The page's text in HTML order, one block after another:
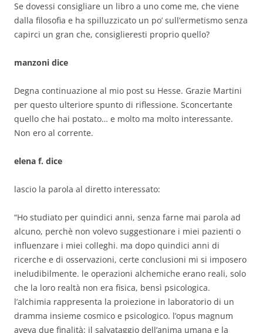
Se dovessi consigliare un libro a uno come me, che viene
dalla filosofia e ha spilluzzicato un po’ sull’ermetismo senza
capirci un gran che, consiglieresti proprio quello?
manzoni dice
Degna continuazione al mio post su Hesse. Grazie Martini
per questo ulteriore spunto di riflessione. Sconcertante
quello che hai postato… e molto ma molto interessante.
Non ero al corrente.
elena f. dice
lascio la parola al diretto interessato:
“Ho studiato per quindici anni, senza farne mai parola ad
alcuno, perchè non volevo suggestionare i miei pazienti o
influenzare i miei colleghi. ma dopo quindici anni di
ricerche e di osservazioni, certe conclusioni mi si imposero
ineludibilmente. le operazioni alchemiche erano reali, solo
che la loro realtà non era fisica, bensì psicologica.
l’alchimia rappresenta la proiezione in laboratorio di un
dramma insieme cosmico e psicologico. l’opus magnum
aveva due finalità: il salvataggio dell’anima umana e la